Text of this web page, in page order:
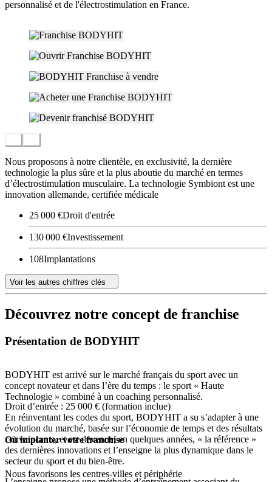
personnalisé et de l'électrostimulation en France.
Nous proposons à notre clientèle, en exclusivité, la dernière
technologie la plus sûre et la plus aboutie du marché en termes
d’électrostimulation musculaire. La technologie Symbiont est une
innovation allemande, certifiée médicale
25 000 €Droit d'entrée
130 000 €Investissement
108Implantations
Voir les autres chiffres clés
Découvrez notre concept de franchise
Présentation de BODYHIT
BODYHIT est arrivé sur le marché français du sport avec un
concept novateur et dans l’ère du temps : le sport « Haute
Technologie » combiné à un coaching personnalisé.
En réinventant les codes du sport, BODYHIT a su s’adapter à une
évolution du marché, basée sur l’économie de temps et des résultats
convaincants, et est devenue, en quelques années, « la référence »
des dernières innovations et l’enseigne la plus dynamique dans le
secteur du sport et du bien-être.
Droit d’entrée : 25 000 € (formation inclue)
Où implanter votre franchise
Nous favorisons les centres-villes et périphérie